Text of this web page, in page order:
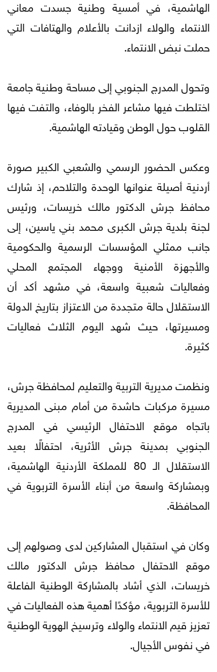
الهاشمية، في أمسية وطنية جسدت معاني
الانتماء والولاء ازدانت بالأعلام والهتافات التي
حملت نبض الانتماء.
وتحول المدرج الجنوبي إلى مساحة وطنية جامعة
اختلطت فيها مشاعر الفخر بالوفاء، والتفت فيها
القلوب حول الوطن وقيادته الهاشمية.
وعكس الحضور الرسمي والشعبي الكبير صورة
أردنية أصيلة عنوانها الوحدة والتلاحم، إذ شارك
محافظ جرش الدكتور مالك خريسات، ورئيس
لجنة بلدية جرش الكبرى محمد بني ياسين، إلى
جانب ممثلي المؤسسات الرسمية والحكومية
والأجهزة الأمنية ووجهاء المجتمع المحلي
وفعاليات شعبية واسعة، في مشهد أكد أن
الاستقلال حالة متجددة من الاعتزاز بتاريخ الدولة
ومسيرتها، حيث شهد اليوم الثلاث فعاليات
كثيرة.
ونظمت مديرية التربية والتعليم لمحافظة جرش،
مسيرة مركبات حاشدة من أمام مبنى المديرية
باتجاه موقع الاحتفال الرئيسي في المدرج
الجنوبي بمدينة جرش الأثرية، احتفالًا بعيد
الاستقلال الـ 80 للمملكة الأردنية الهاشمية،
وبمشاركة واسعة من أبناء الأسرة التربوية في
المحافظة.
وكان في استقبال المشاركين لدى وصولهم إلى
موقع الاحتفال محافظ جرش الدكتور مالك
خريسات، الذي أشاد بالمشاركة الوطنية الفاعلة
للأسرة التربوية، مؤكدًا أهمية هذه الفعاليات في
تعزيز قيم الانتماء والولاء وترسيخ الهوية الوطنية
في نفوس الأجيال.